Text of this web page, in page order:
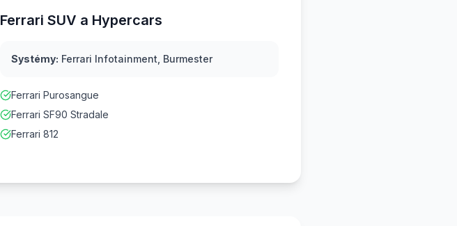
Ferrari SUV a Hypercars
Systémy: Ferrari Infotainment, Burmester
Ferrari Purosangue
Ferrari SF90 Stradale
Ferrari 812